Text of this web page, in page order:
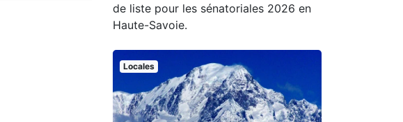
de liste pour les sénatoriales 2026 en
Haute-Savoie.
Locales